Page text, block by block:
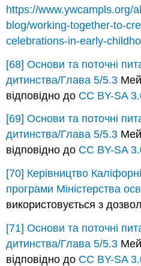
https://www.ywcampls.org/
blog/working-together-to-
celebrations-in-early-
[68] Основи та поточні
дитинства/Глава 5/5.3 Мей
відповідно до CC BY-SA
[69] Основи та поточні
дитинства/Глава 5/5.3 Мей
відповідно до CC BY-SA
[70] Керівництво
програми Міністерства
використовується з
[71] Основи та поточні
дитинства/Глава 5/5.3 Мей
відповідно до CC BY-SA